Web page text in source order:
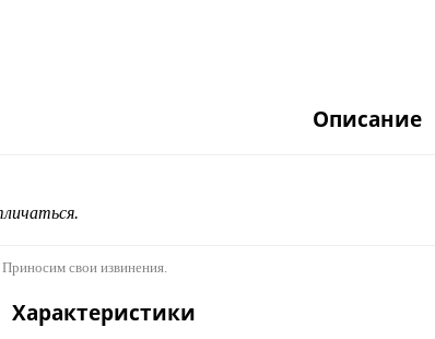
Описание
свои извинения.
Характеристики